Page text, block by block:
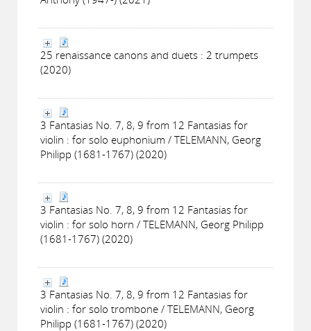
25 renaissance canons and duets : 2 trumpets
(2020)
3 Fantasias No. 7, 8, 9 from 12 Fantasias for
violin : for solo euphonium / TELEMANN, Georg
Philipp (1681-1767) (2020)
3 Fantasias No. 7, 8, 9 from 12 Fantasias for
violin : for solo horn / TELEMANN, Georg Philipp
(1681-1767) (2020)
3 Fantasias No. 7, 8, 9 from 12 Fantasias for
violin : for solo trombone / TELEMANN, Georg
Philipp (1681-1767) (2020)